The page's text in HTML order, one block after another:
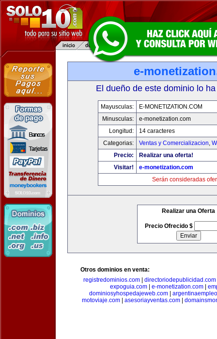
e-
El dueño de este dominio lo
Mayusculas:
E-MONETIZATION.COM
Minusculas:
e-monetization.com
Longitud:
14 caracteres
Categorias:
Ventas y Comercializacion,
Precio:
Realizar una oferta!
Visitar!
e-monetization.com
Serán consideradas
Realizar una Oferta
Precio Ofrecido $
Otros dominios en venta:
registredominios.com| directoriodepublicidad.com
expoguia.com| e-monetization.com|
dominiosyhospedajeweb.com
motoviaje.com
asesoriayventas.com